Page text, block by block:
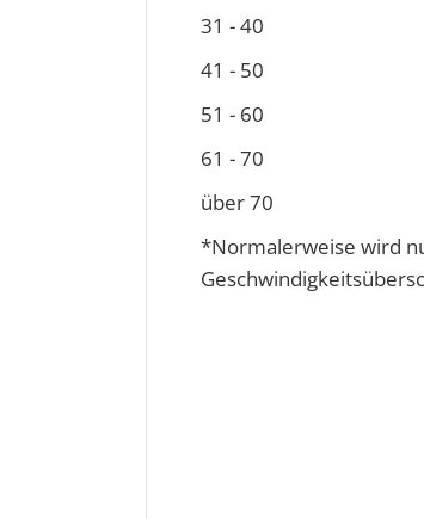
31 - 40
41 - 50
51 - 60
61 - 70
über 70
*Normalerweise wird